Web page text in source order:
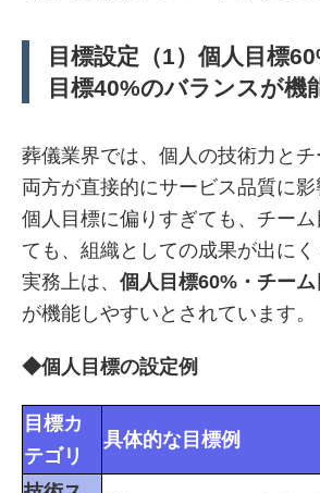
目標設定（1）個人目標
目標40%のバランスが機
葬儀業界では、個人の技術力と
両方が直接的にサービス品質に
個人目標に偏りすぎても、チー
ても、組織としての成果が出にく
実務上は、 個人目標60%・チー
が機能しやすいとされています。
◆個人目標の設定例
目標カ
テゴリ
具体的な目標例